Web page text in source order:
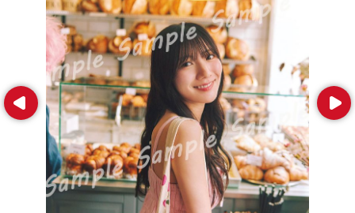
Prev Next